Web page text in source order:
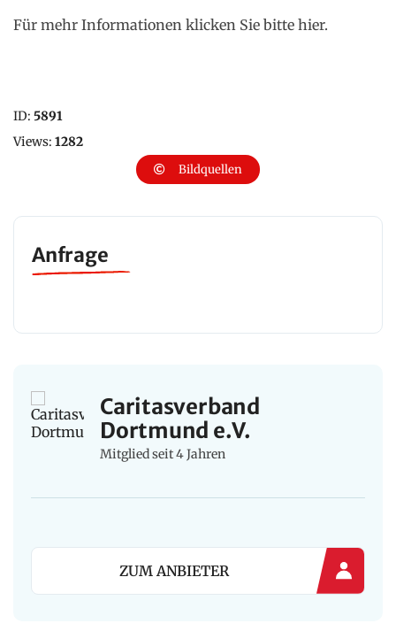
Für mehr Informationen klicken Sie bitte hier.
ID: 5891
Views: 1282
Bildquellen
Anfrage
Caritasverband
Dortmund e.V.
Mitglied seit 4 Jahren
ZUM ANBIETER